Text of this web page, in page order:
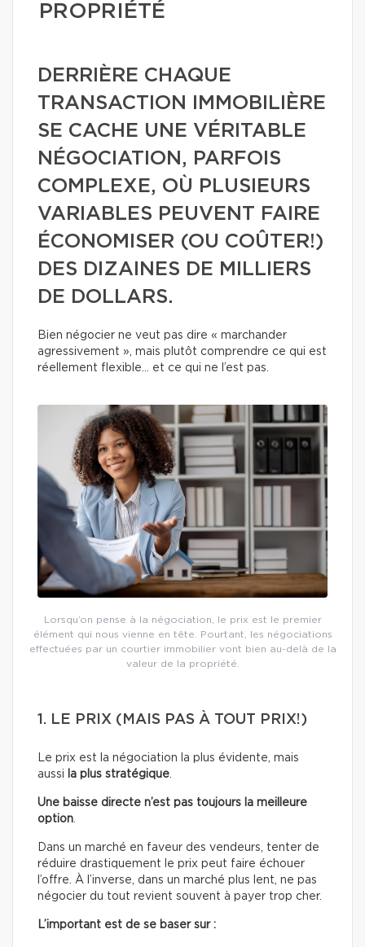
PROPRIÉTÉ
DERRIÈRE CHAQUE
TRANSACTION IMMOBILIÈRE
SE CACHE UNE VÉRITABLE
NÉGOCIATION, PARFOIS
COMPLEXE, OÙ PLUSIEURS
VARIABLES PEUVENT FAIRE
ÉCONOMISER (OU COÛTER!)
DES DIZAINES DE MILLIERS
DE DOLLARS.
Bien négocier ne veut pas dire « marchander
agressivement », mais plutôt comprendre ce qui est
réellement flexible… et ce qui ne l’est pas.
Lorsqu’on pense à la négociation, le prix est le premier
élément qui nous vienne en tête. Pourtant, les négociations
effectuées par un courtier immobilier vont bien au-delà de la
valeur de la propriété.
1. LE PRIX (MAIS PAS À TOUT PRIX!)
Le prix est la négociation la plus évidente, mais
aussi
la plus stratégique.
Une baisse directe n’est pas toujours la meilleure
option.
Dans un marché en faveur des vendeurs, tenter de
réduire drastiquement le prix peut faire échouer
l’offre. À l’inverse, dans un marché plus lent, ne pas
négocier du tout revient souvent à payer trop cher.
L’important est de se baser sur :